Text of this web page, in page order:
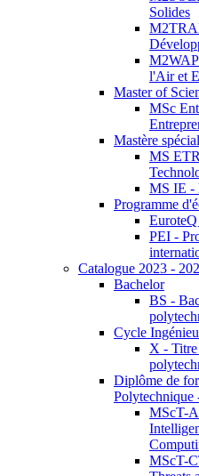
Solides
l'Air et
Master of
MSc
Mastère
MS
MS IE -
Programme
PEI -
Catalogue 2023 -
Bachelor
BS -
Cycle
X - Titre
Diplôme de
MScT-
MScT-